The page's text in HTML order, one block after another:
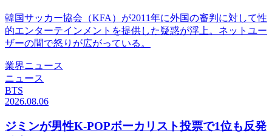
韓国サッカー協会（KFA）が2011年に外国の審判に対して性
的エンターテインメントを提供した疑惑が浮上。ネットユー
ザーの間で怒りが広がっている。
業界ニュース
ニュース
BTS
2026.08.06
ジミンが男性K-POPボーカリスト投票で1位も反発